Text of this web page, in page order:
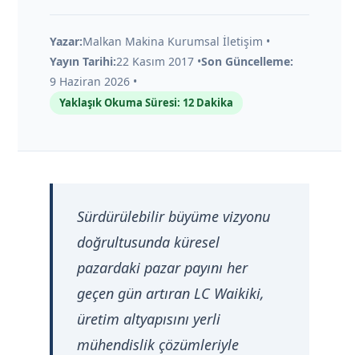
Yazar:Malkan Makina Kurumsal İletişim •
Yayın Tarihi:22 Kasım 2017 •Son Güncelleme:
9 Haziran 2026 •
Yaklaşık Okuma Süresi: 12 Dakika
Sürdürülebilir büyüme vizyonu
doğrultusunda küresel
pazardaki pazar payını her
geçen gün artıran LC Waikiki,
üretim altyapısını yerli
mühendislik çözümleriyle